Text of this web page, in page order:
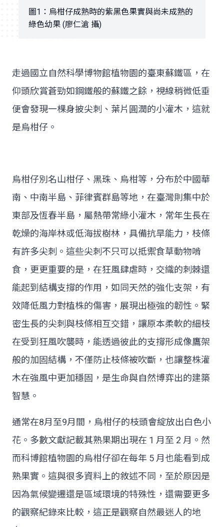
圖1：烏柑仔成熟時的紫黑色果實與尚未成熟的
綠色幼果 (廖仁滄 攝)
走過國立自然科學博物館植物園的臺東蘇鐵區，在
仰頭欣賞蒼勁如鋼鐵般的蘇鐵之餘，視線稍微低垂
便會發現一棵身披尖刺、葉片圓潤的小灌木，這就
是烏柑仔。
烏柑仔別名山柑仔、黑珠、烏柑等，分布於中國華
南、中南半島、菲律賓群島等地，在臺灣則集中於
東部及恆春半島，屬熱帶常綠小灌木，常年生長在
乾燥的海岸林或低海拔樹林，具備抗旱能力，枝條
有許多尖刺。這些尖刺不只可以抵禦食草動物啃
食，更更重要的是，在狂風肆虐時，交織的刺棘還
能起到結構支撐的作用，如同天然的強化支架，有
效降低風力對植株的傷害，展現出極強的韌性。緊
密生長的尖刺與枝條相互交錯，讓原本柔軟的細枝
在受到狂風吹襲時，能透過彼此的支撐形成像鷹架
般的加固結構，不僅防止枝條被吹斷，也讓整株灌
木在強風中更加穩固，是生命與自然博弈出的建築
智慧。
通常在8月至9月間，烏柑仔的枝頭會綻放出白色小
花。多數文獻記載其熟果期出現在 1 月至 2 月。然
而科博館植物園的烏柑仔卻在每年 5 月也能看到成
熟果實。這與很多資料上的敘述不同，至於原因是
因為氣候變遷還是區域環境的特殊性，還需要更多
的觀察紀錄來比較，這正是觀察自然最迷人的地